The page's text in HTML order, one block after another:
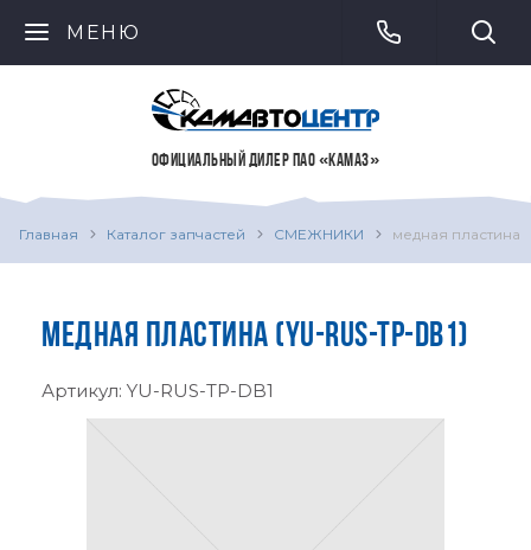
МЕНЮ
ОФИЦИАЛЬНЫЙ ДИЛЕР ПАО «КАМАЗ»
Главная Каталог запчастей СМЕЖНИКИ медная пластина
МЕДНАЯ ПЛАСТИНА (YU-RUS-TP-DB1)
Артикул: YU-RUS-TP-DB1